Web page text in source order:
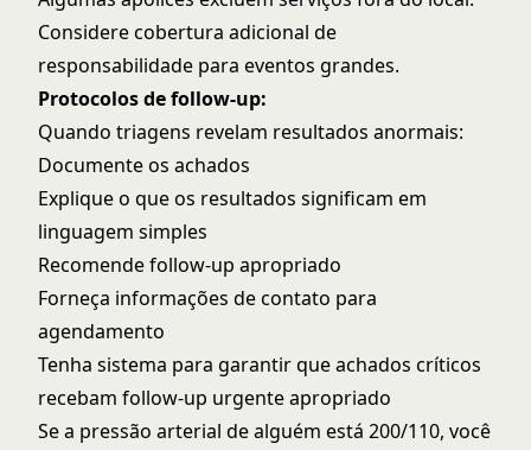
Considere cobertura adicional de
responsabilidade para eventos grandes.
Protocolos de follow-up:
Quando triagens revelam resultados anormais:
Documente os achados
Explique o que os resultados significam em
linguagem simples
Recomende follow-up apropriado
Forneça informações de contato para
agendamento
Tenha sistema para garantir que achados críticos
recebam follow-up urgente apropriado
Se a pressão arterial de alguém está 200/110, você